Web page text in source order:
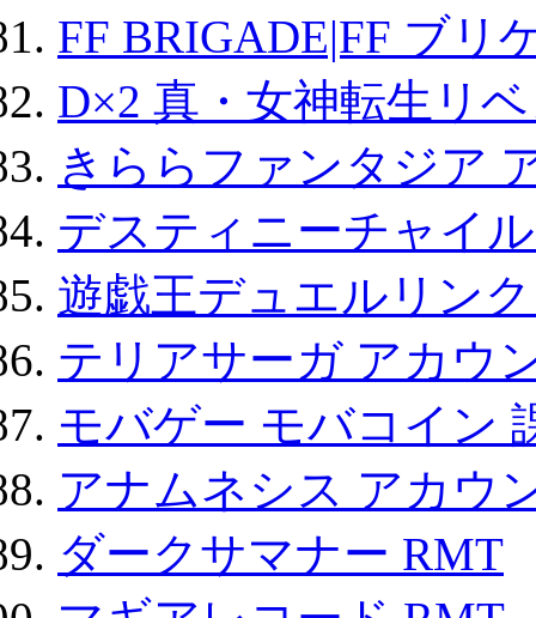
FF BRIGADE|FF ブリ
D×2 真・女神転生リ
きららファンタジア
デスティニーチャイ
遊戯王デュエルリン
テリアサーガ アカウ
モバゲー モバコイン
アナムネシス アカウ
ダークサマナー RMT